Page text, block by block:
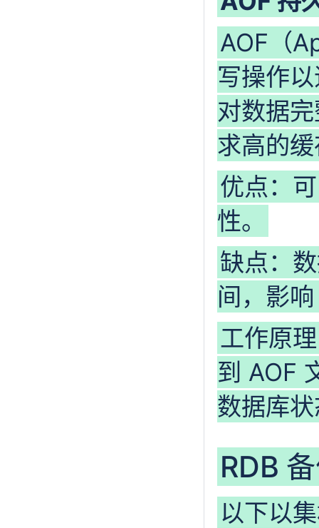
AOF（
写操作
对数据
求高的
优点：
性。
缺点：
间，影
工作原
到 AOF
数据库
RDB
以下以